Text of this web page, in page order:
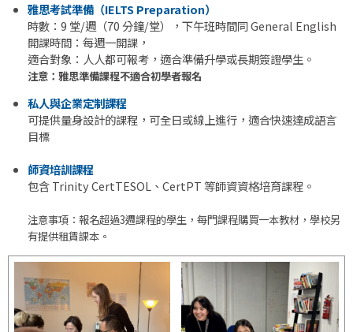
雅思考試準備（IELTS Preparation）
時數：9 堂/週（70 分鐘/堂），下午班時間同 General English
開課時間：每週一開課，
適合對象：人人都可報考，適合準備升學或長期簽證學生。
注意：雅思準備課程不適合初學者報名
私人與企業定制課程
可提供量身設計的課程，可全日或線上進行，適合快速達成語言
目標
師資培訓課程
包含 Trinity CertTESOL、CertPT 等師資資格培育課程。
注意事項：報名超過3週課程的學生，每門課程購買一本教材，學校另
有提供租賃課本。